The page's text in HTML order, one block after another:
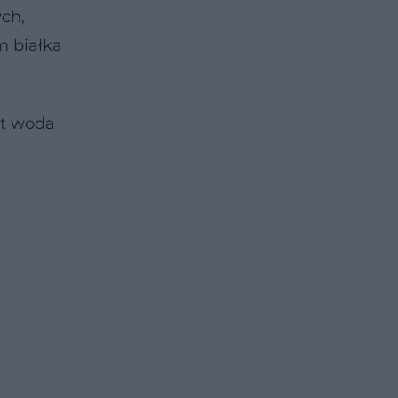
białka
woda